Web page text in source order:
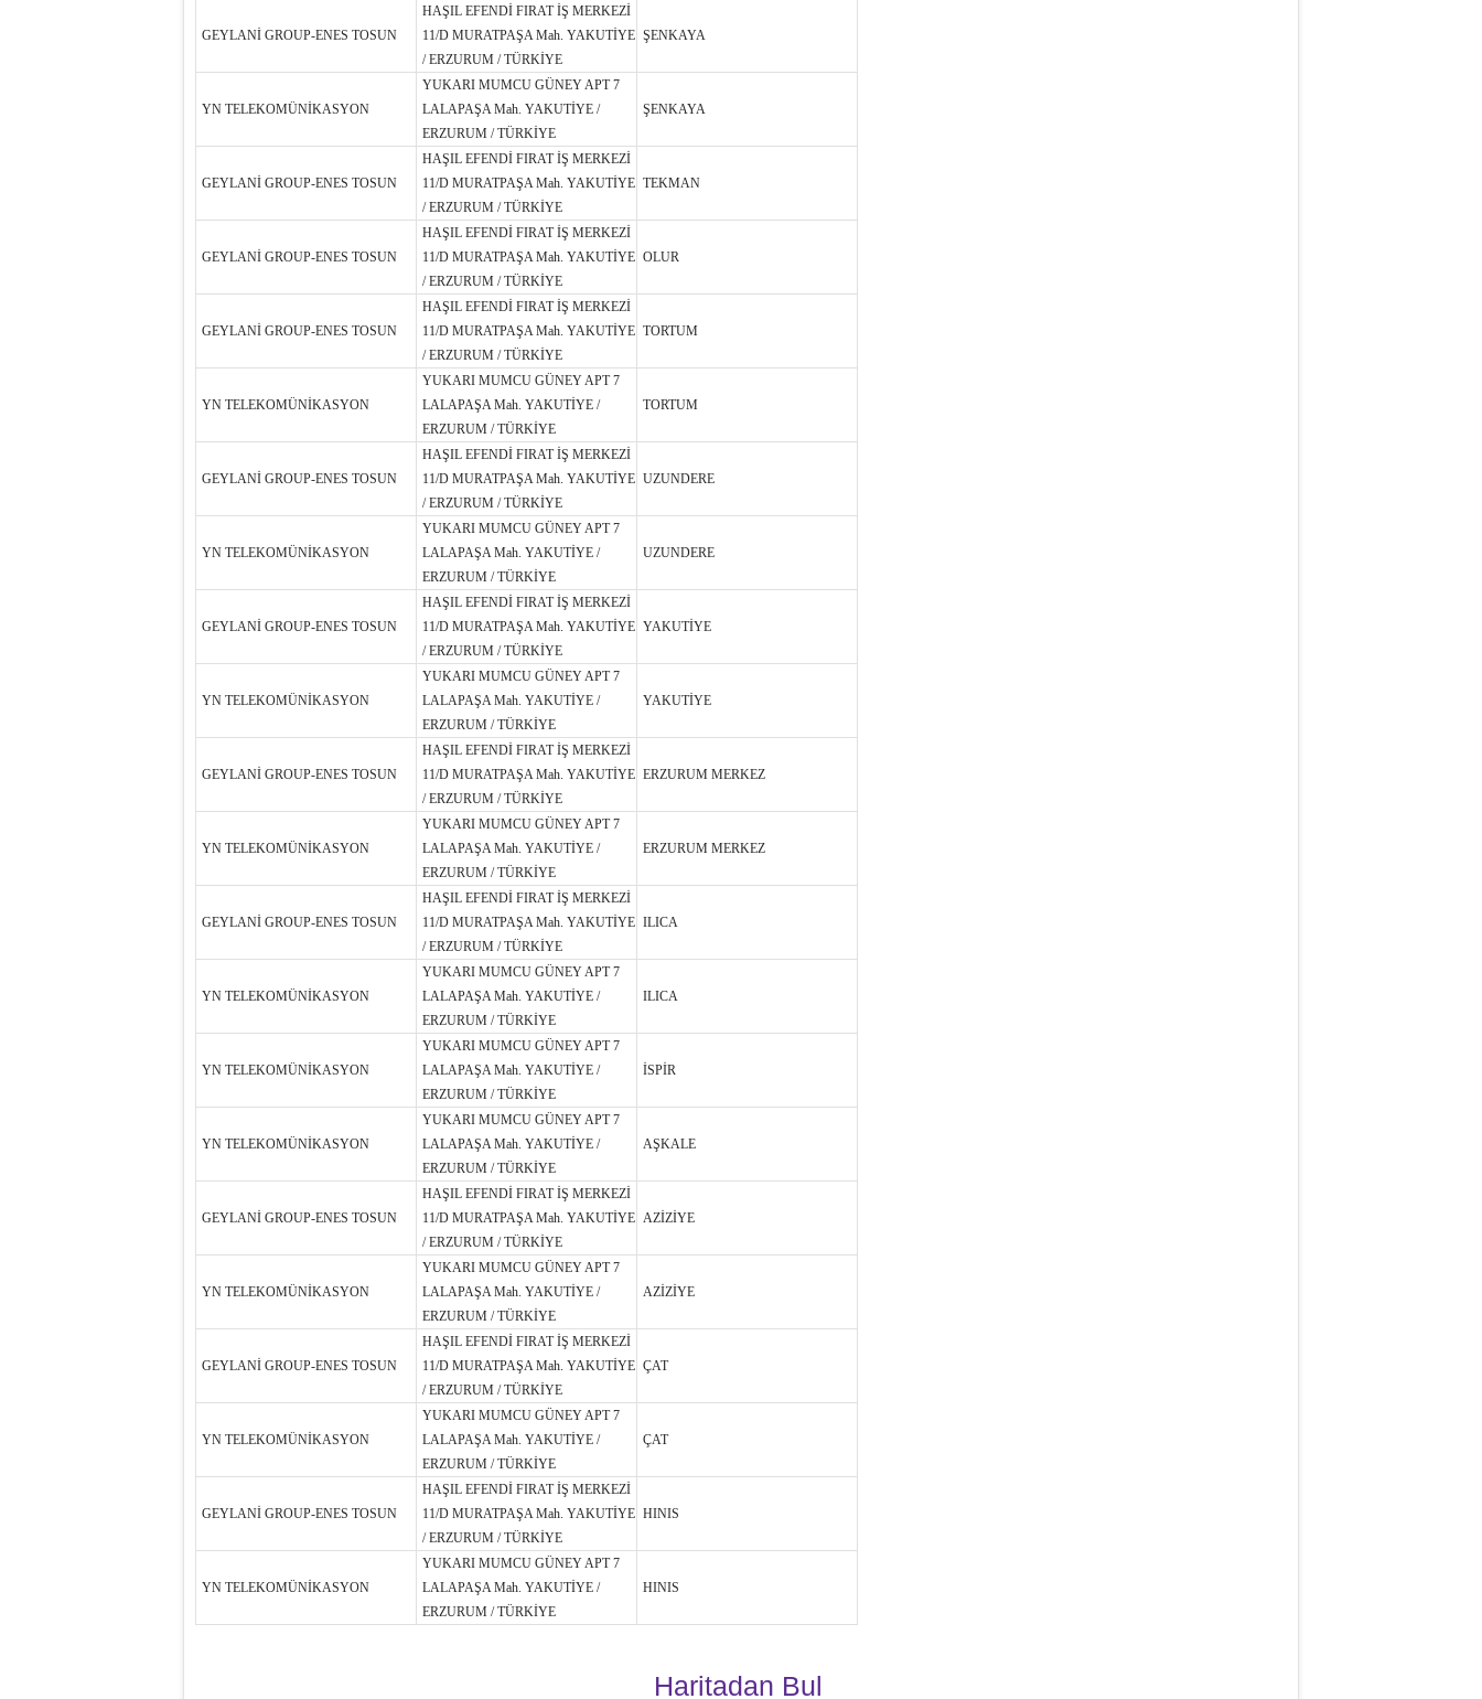
GEYLANİ GROUP-ENES TOSUN
HAŞIL EFENDİ FIRAT İŞ MERKEZİ
11/D MURATPAŞA Mah. YAKUTİYE
/ ERZURUM / TÜRKİYE
ŞENKAYA
YN TELEKOMÜNİKASYON
YUKARI MUMCU GÜNEY APT 7
LALAPAŞA Mah. YAKUTİYE /
ERZURUM / TÜRKİYE
ŞENKAYA
GEYLANİ GROUP-ENES TOSUN
HAŞIL EFENDİ FIRAT İŞ MERKEZİ
11/D MURATPAŞA Mah. YAKUTİYE
/ ERZURUM / TÜRKİYE
TEKMAN
GEYLANİ GROUP-ENES TOSUN
HAŞIL EFENDİ FIRAT İŞ MERKEZİ
11/D MURATPAŞA Mah. YAKUTİYE
/ ERZURUM / TÜRKİYE
OLUR
GEYLANİ GROUP-ENES TOSUN
HAŞIL EFENDİ FIRAT İŞ MERKEZİ
11/D MURATPAŞA Mah. YAKUTİYE
/ ERZURUM / TÜRKİYE
TORTUM
YN TELEKOMÜNİKASYON
YUKARI MUMCU GÜNEY APT 7
LALAPAŞA Mah. YAKUTİYE /
ERZURUM / TÜRKİYE
TORTUM
GEYLANİ GROUP-ENES TOSUN
HAŞIL EFENDİ FIRAT İŞ MERKEZİ
11/D MURATPAŞA Mah. YAKUTİYE
/ ERZURUM / TÜRKİYE
UZUNDERE
YN TELEKOMÜNİKASYON
YUKARI MUMCU GÜNEY APT 7
LALAPAŞA Mah. YAKUTİYE /
ERZURUM / TÜRKİYE
UZUNDERE
GEYLANİ GROUP-ENES TOSUN
HAŞIL EFENDİ FIRAT İŞ MERKEZİ
11/D MURATPAŞA Mah. YAKUTİYE
/ ERZURUM / TÜRKİYE
YAKUTİYE
YN TELEKOMÜNİKASYON
YUKARI MUMCU GÜNEY APT 7
LALAPAŞA Mah. YAKUTİYE /
ERZURUM / TÜRKİYE
YAKUTİYE
GEYLANİ GROUP-ENES TOSUN
HAŞIL EFENDİ FIRAT İŞ MERKEZİ
11/D MURATPAŞA Mah. YAKUTİYE
/ ERZURUM / TÜRKİYE
ERZURUM MERKEZ
YN TELEKOMÜNİKASYON
YUKARI MUMCU GÜNEY APT 7
LALAPAŞA Mah. YAKUTİYE /
ERZURUM / TÜRKİYE
ERZURUM MERKEZ
GEYLANİ GROUP-ENES TOSUN
HAŞIL EFENDİ FIRAT İŞ MERKEZİ
11/D MURATPAŞA Mah. YAKUTİYE
/ ERZURUM / TÜRKİYE
ILICA
YN TELEKOMÜNİKASYON
YUKARI MUMCU GÜNEY APT 7
LALAPAŞA Mah. YAKUTİYE /
ERZURUM / TÜRKİYE
ILICA
YN TELEKOMÜNİKASYON
YUKARI MUMCU GÜNEY APT 7
LALAPAŞA Mah. YAKUTİYE /
ERZURUM / TÜRKİYE
İSPİR
YN TELEKOMÜNİKASYON
YUKARI MUMCU GÜNEY APT 7
LALAPAŞA Mah. YAKUTİYE /
ERZURUM / TÜRKİYE
AŞKALE
GEYLANİ GROUP-ENES TOSUN
HAŞIL EFENDİ FIRAT İŞ MERKEZİ
11/D MURATPAŞA Mah. YAKUTİYE
/ ERZURUM / TÜRKİYE
AZİZİYE
YN TELEKOMÜNİKASYON
YUKARI MUMCU GÜNEY APT 7
LALAPAŞA Mah. YAKUTİYE /
ERZURUM / TÜRKİYE
AZİZİYE
GEYLANİ GROUP-ENES TOSUN
HAŞIL EFENDİ FIRAT İŞ MERKEZİ
11/D MURATPAŞA Mah. YAKUTİYE
/ ERZURUM / TÜRKİYE
ÇAT
YN TELEKOMÜNİKASYON
YUKARI MUMCU GÜNEY APT 7
LALAPAŞA Mah. YAKUTİYE /
ERZURUM / TÜRKİYE
ÇAT
GEYLANİ GROUP-ENES TOSUN
HAŞIL EFENDİ FIRAT İŞ MERKEZİ
11/D MURATPAŞA Mah. YAKUTİYE
/ ERZURUM / TÜRKİYE
HINIS
YN TELEKOMÜNİKASYON
YUKARI MUMCU GÜNEY APT 7
LALAPAŞA Mah. YAKUTİYE /
ERZURUM / TÜRKİYE
HINIS
Haritadan Bul